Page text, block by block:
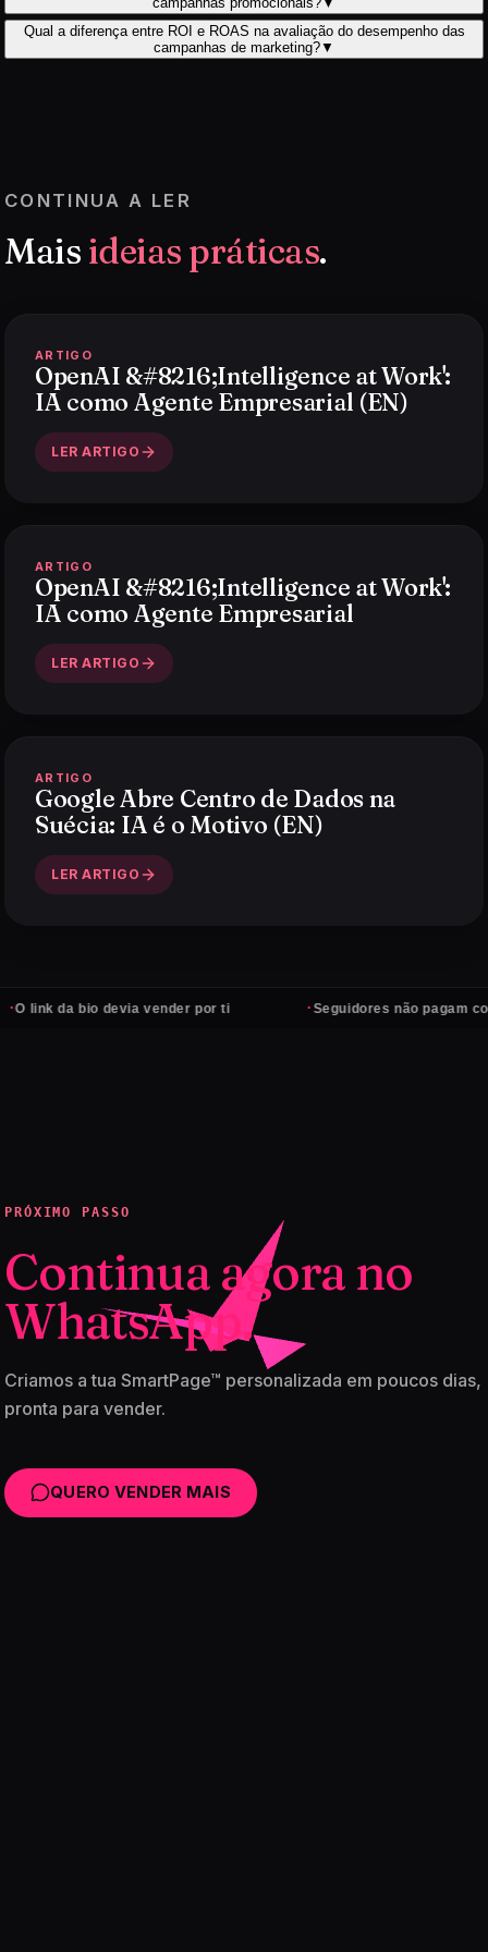
Qual a diferença entre ROI e ROAS na avaliação do desempenho das
campanhas de marketing?▼
CONTINUA A LER
Mais ideias práticas.
ARTIGO
OpenAI &#8216;Intelligence at Work':
IA como Agente Empresarial (EN)
LER ARTIGO
ARTIGO
OpenAI &#8216;Intelligence at Work':
IA como Agente Empresarial
LER ARTIGO
ARTIGO
Google Abre Centro de Dados na
Suécia: IA é o Motivo (EN)
LER ARTIGO
da bio devia vender por ti Seguidores não pagam
PRÓXIMO PASSO
Continua agora no
WhatsApp.
Criamos a tua SmartPage™ personalizada em poucos dias,
pronta para vender.
QUERO VENDER MAIS